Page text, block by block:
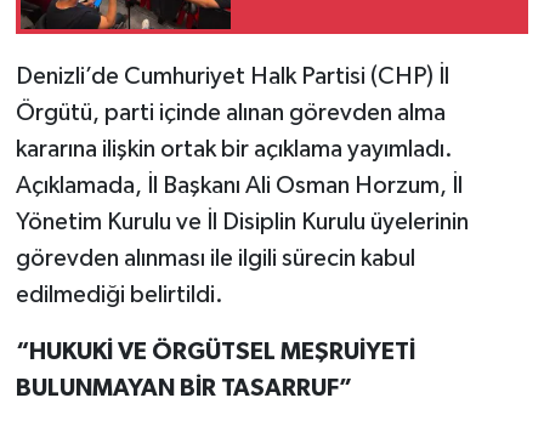
Denizli’de Cumhuriyet Halk Partisi (CHP) İl
Örgütü, parti içinde alınan görevden alma
kararına ilişkin ortak bir açıklama yayımladı.
Açıklamada, İl Başkanı Ali Osman Horzum, İl
Yönetim Kurulu ve İl Disiplin Kurulu üyelerinin
görevden alınması ile ilgili sürecin kabul
edilmediği belirtildi.
“HUKUKİ VE ÖRGÜTSEL MEŞRUİYETİ
BULUNMAYAN BİR TASARRUF”